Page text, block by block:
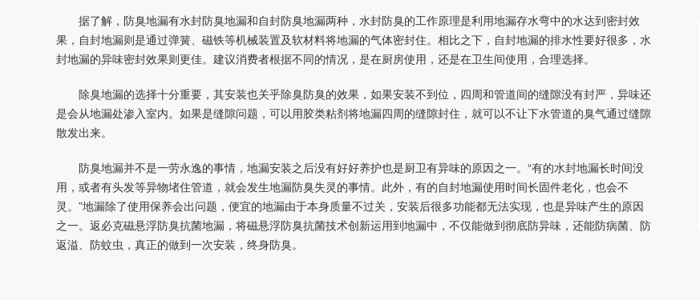
据了解，防臭地漏有水封防臭地漏和自封防臭地漏两种，水封防臭的工作原理是利用地漏存水弯中的水达到密封效
果，自封地漏则是通过弹簧、磁铁等机械装置及软材料将地漏的气体密封住。相比之下，自封地漏的排水性要好很多，水
封地漏的异味密封效果则更佳。建议消费者根据不同的情况，是在厨房使用，还是在卫生间使用，合理选择。
除臭地漏的选择十分重要，其安装也关乎除臭防臭的效果，如果安装不到位，四周和管道间的缝隙没有封严，异味还
是会从地漏处渗入室内。如果是缝隙问题，可以用胶类粘剂将地漏四周的缝隙封住，就可以不让下水管道的臭气通过缝隙
散发出来。
防臭地漏并不是一劳永逸的事情，地漏安装之后没有好好养护也是厨卫有异味的原因之一。“有的水封地漏长时间没
用，或者有头发等异物堵住管道，就会发生地漏防臭失灵的事情。此外，有的自封地漏使用时间长固件老化，也会不
灵。”地漏除了使用保养会出问题，便宜的地漏由于本身质量不过关，安装后很多功能都无法实现，也是异味产生的原因
之一。返必克磁悬浮防臭抗菌地漏，将磁悬浮防臭抗菌技术创新运用到地漏中，不仅能做到彻底防异味，还能防病菌、防
返溢、防蚊虫，真正的做到一次安装，终身防臭。